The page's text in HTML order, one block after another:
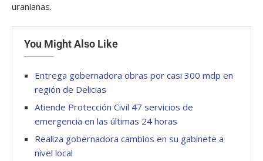
uranianas.
You Might Also Like
Entrega gobernadora obras por casi 300 mdp en
región de Delicias
Atiende Protección Civil 47 servicios de
emergencia en las últimas 24 horas
Realiza gobernadora cambios en su gabinete a
nivel local